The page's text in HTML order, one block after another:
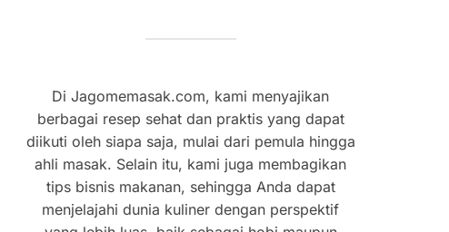
Di Jagomemasak.com, kami menyajikan
berbagai resep sehat dan praktis yang dapat
diikuti oleh siapa saja, mulai dari pemula hingga
ahli masak. Selain itu, kami juga membagikan
tips bisnis makanan, sehingga Anda dapat
menjelajahi dunia kuliner dengan perspektif